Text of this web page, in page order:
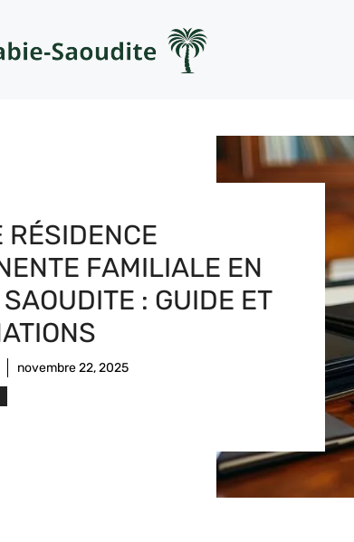
RÉSIDENCE
FAMILIALE EN
: GUIDE ET
novembre 22, 2025